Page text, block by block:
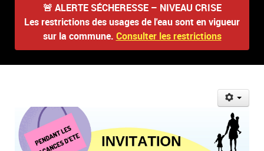
🚨 ALERTE SÉCHERESSE – NIVEAU CRISE
Les restrictions des usages de l'eau sont en vigueur
sur la commune. Consulter les restrictions